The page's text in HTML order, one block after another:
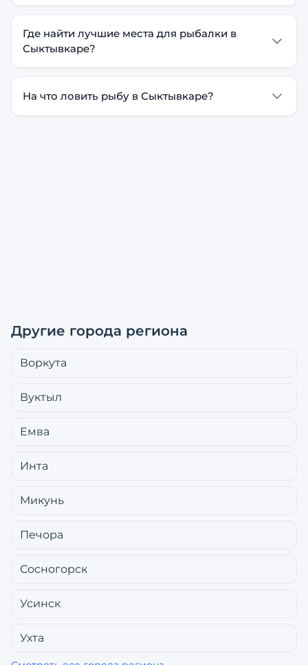
Где найти лучшие места для рыбалки в
Сыктывкаре?
На что ловить рыбу в Сыктывкаре?
Другие города региона
Воркута
Вуктыл
Емва
Инта
Микунь
Печора
Сосногорск
Усинск
Ухта